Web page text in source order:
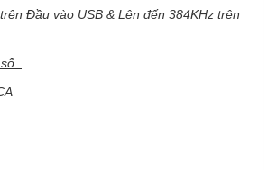
Đầu vào USB & Lên đến 384KHz trên